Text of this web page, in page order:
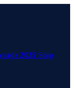
2025 Siap